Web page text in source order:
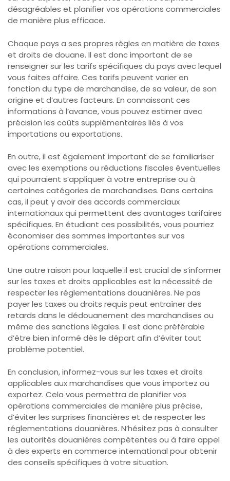
désagréables et planifier vos opérations commerciales
de manière plus efficace.
Chaque pays a ses propres règles en matière de taxes
et droits de douane. Il est donc important de se
renseigner sur les tarifs spécifiques du pays avec lequel
vous faites affaire. Ces tarifs peuvent varier en
fonction du type de marchandise, de sa valeur, de son
origine et d’autres facteurs. En connaissant ces
informations à l’avance, vous pouvez estimer avec
précision les coûts supplémentaires liés à vos
importations ou exportations.
En outre, il est également important de se familiariser
avec les exemptions ou réductions fiscales éventuelles
qui pourraient s’appliquer à votre entreprise ou à
certaines catégories de marchandises. Dans certains
cas, il peut y avoir des accords commerciaux
internationaux qui permettent des avantages tarifaires
spécifiques. En étudiant ces possibilités, vous pourriez
économiser des sommes importantes sur vos
opérations commerciales.
Une autre raison pour laquelle il est crucial de s’informer
sur les taxes et droits applicables est la nécessité de
respecter les réglementations douanières. Ne pas
payer les taxes ou droits requis peut entraîner des
retards dans le dédouanement des marchandises ou
même des sanctions légales. Il est donc préférable
d’être bien informé dès le départ afin d’éviter tout
problème potentiel.
En conclusion, informez-vous sur les taxes et droits
applicables aux marchandises que vous importez ou
exportez. Cela vous permettra de planifier vos
opérations commerciales de manière plus précise,
d’éviter les surprises financières et de respecter les
réglementations douanières. N’hésitez pas à consulter
les autorités douanières compétentes ou à faire appel
à des experts en commerce international pour obtenir
des conseils spécifiques à votre situation.